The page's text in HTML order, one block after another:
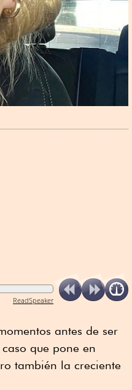
ReadSpeaker
antes de ser
que pone en
también la creciente